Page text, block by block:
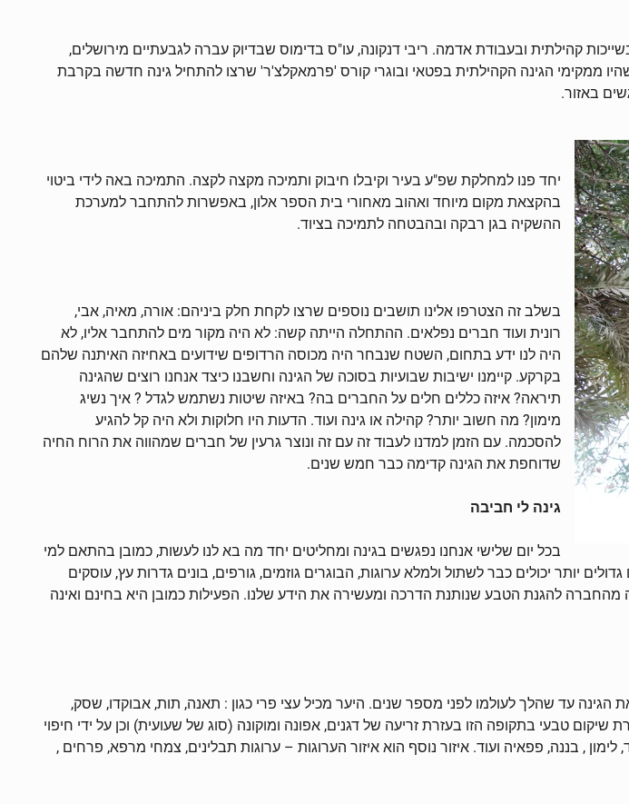
קהילתית ובעבודת אדמה. ריבי דנקונה, עו"ס בדימוס שבדיוק עברה לגבעתיים מירושלים,
ממקימי הגינה הקהילתית בפטאי ובוגרי קורס 'פרמאקלצ'ר' שרצו להתחיל גינה חדשה בקרבת
באזור.
יחד פנו למחלקת שפ"ע בעיר וקיבלו חיבוק ותמיכה מקצה לקצה. התמיכה באה לידי ביטוי
בהקצאת מקום מיוחד ואהוב מאחורי בית הספר אלון, באפשרות להתחבר למערכת
ההשקיה בגן רבקה ובהבטחה לתמיכה בציוד.
בשלב זה הצטרפו אלינו תושבים נוספים שרצו לקחת חלק ביניהם: אורה, מאיה, אבי,
רונית ועוד חברים נפלאים. ההתחלה הייתה קשה: לא היה מקור מים להתחבר אליו, לא
היה לנו ידע בתחום, השטח שנבחר היה מכוסה הרדופים שידועים באחיזה האיתנה שלהם
בקרקע. קיימנו ישיבות שבועיות בסוכה של הגינה וחשבנו כיצד אנחנו רוצים שהגינה
תיראה? איזה כללים חלים על החברים בה? באיזה שיטות נשתמש לגדל ? איך נשיג
מימון? מה חשוב יותר? קהילה או גינה ועוד. הדעות היו חלוקות ולא היה קל להגיע
להסכמה. עם הזמן למדנו לעבוד זה עם זה ונוצר גרעין של חברים שמהווה את הרוח החיה
שדוחפת את הגינה קדימה כבר חמש שנים.
גינה לי חביבה
בכל יום שלישי אנחנו נפגשים בגינה ומחליטים יחד מה בא לנו לעשות, כמובן בהתאם למי
יותר יכולים כבר לשתול ולמלא ערוגות, הבוגרים גוזמים, גורפים, בונים גדרות עץ, עוסקים
מהחברה להגנת הטבע שנותנת הדרכה ומעשירה את הידע שלנו. הפעילות כמובן היא בחינם ואינה
עד שהלך לעולמו לפני מספר שנים. היער מכיל עצי פרי כגון : תאנה, תות, אבוקדו, שסק,
שיקום טבעי בתקופה הזו בעזרת זריעה של דגנים, אפונה ומוקונה (סוג של שעועית) וכן על ידי חיפוי
, בננה, פפאיה ועוד. איזור נוסף הוא איזור הערוגות – ערוגות תבלינים, צמחי מרפא, פרחים ,